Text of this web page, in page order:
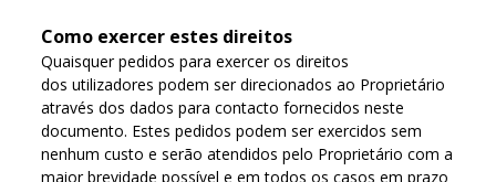
Como exercer estes direitos
Quaisquer pedidos para exercer os direitos
dos utilizadores podem ser direcionados ao Proprietário
através dos dados para contacto fornecidos neste
documento. Estes pedidos podem ser exercidos sem
nenhum custo e serão atendidos pelo Proprietário com a
maior brevidade possível e em todos os casos em prazo